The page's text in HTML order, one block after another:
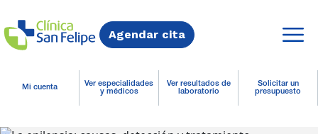
Agendar cita
Mi cuenta
Ver especialidades
y médicos
Ver resultados de
laboratorio
Solicitar un
presupuesto